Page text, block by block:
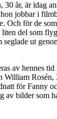
30 år, är idag
jobbar i
Och för de
del som
ut
av hennes
William
för Fanny
av bilder som